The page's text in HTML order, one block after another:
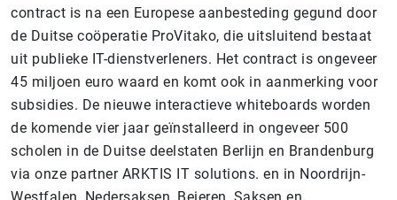
contract is na een Europese aanbesteding gegund door
de Duitse coöperatie ProVitako, die uitsluitend bestaat
uit publieke IT-dienstverleners. Het contract is ongeveer
45 miljoen euro waard en komt ook in aanmerking voor
subsidies. De nieuwe interactieve whiteboards worden
de komende vier jaar geïnstalleerd in ongeveer 500
scholen in de Duitse deelstaten Berlijn en Brandenburg
via onze partner ARKTIS IT solutions. en in Noordrijn-